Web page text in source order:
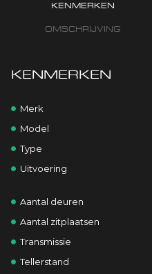
KENMERKEN
OMSCHRIJVING
KENMERKEN
Merk
Model
Type
Uitvoering
Aantal deuren
Aantal zitplaatsen
Transmissie
Tellerstand